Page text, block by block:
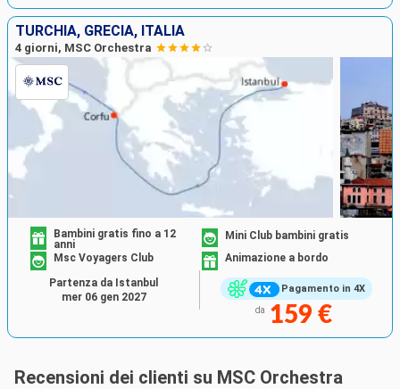
TURCHIA, GRECIA, ITALIA
4 giorni, MSC Orchestra
Pagamento in 4X
Bambini gratis fino a 12
anni
Mini Club bambini gratis
Msc Voyagers Club
Animazione a bordo
da 159 €
Partenza da Istanbul
mer 06 gen 2027
Recensioni dei clienti su MSC Orchestra